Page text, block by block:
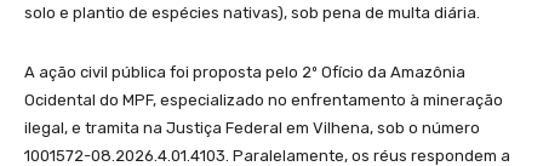
solo e plantio de espécies nativas), sob pena de multa diária.
A ação civil pública foi proposta pelo 2º Ofício da Amazônia
Ocidental do MPF, especializado no enfrentamento à mineração
ilegal, e tramita na Justiça Federal em Vilhena, sob o número
1001572-08.2026.4.01.4103. Paralelamente, os réus respondem a